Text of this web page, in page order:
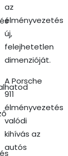
az
élményvezetés
új,
felejhetetlen
dimenzióját.
A Porsche
911
élményvezetés
valódi
kihívás az
autós